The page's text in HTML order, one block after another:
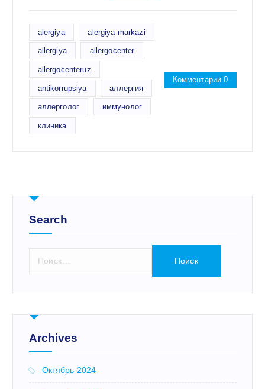
alergiya alergiya markazi
allergiya allergocenter
allergocenteruz
antikorrupsiya аллергия
аллерголог иммунолог
клиника
Комментарии 0
Search
т
:
Archives
Октябрь 2024